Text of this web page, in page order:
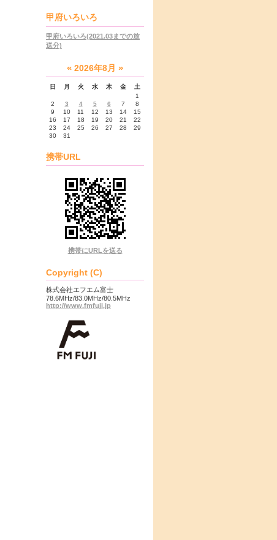
甲府いろいろ
甲府いろいろ(2021.03までの放
送分)
« 2026年8月 »
日 月 火 水 木 金
土
1
2
3 4 5 6 7
8
9
10 11 12 13 14
15
16
17 18 19 20 21
22
23
24 25 26 27 28
29
30
31
携帯URL
携帯にURLを送る
Copyright (C)
株式会社エフエム富士
78.6MHz/83.0MHz/80.5MHz
http://www.fmfuji.jp